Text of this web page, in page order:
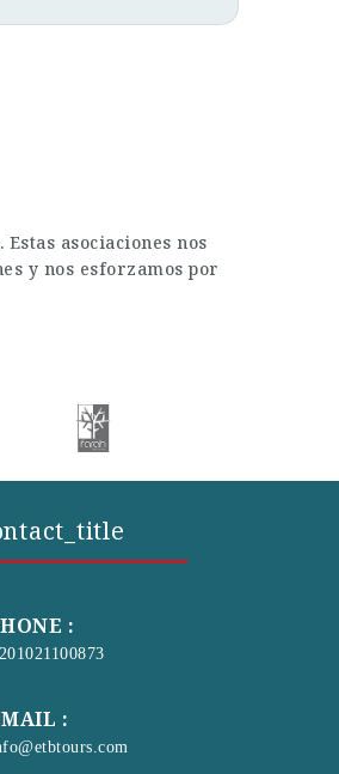
asociaciones nos
y nos esforzamos por
:
: